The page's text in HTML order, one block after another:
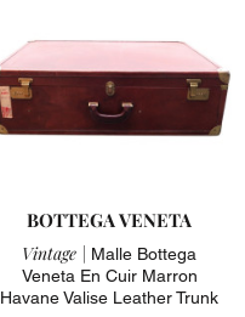
BOTTEGA VENETA
Vintage | Malle Bottega
Veneta En Cuir Marron
Havane Valise Leather Trunk